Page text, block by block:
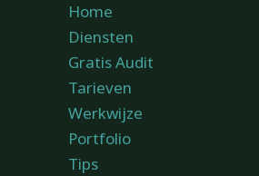
Home
Diensten
Gratis Audit
Tarieven
Werkwijze
Portfolio
Tips